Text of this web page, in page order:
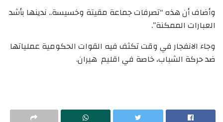
وأضاف أن هذه “تصرفات جماعة مقيتة وخسيسة.. ندينها بأشد
العبارات الممكنة”.
وجاء الانفجار في وقت تكثف فيه القوات الحكومية عملياتها
ضد حركة الشباب، خاصة في اقليم هيران.